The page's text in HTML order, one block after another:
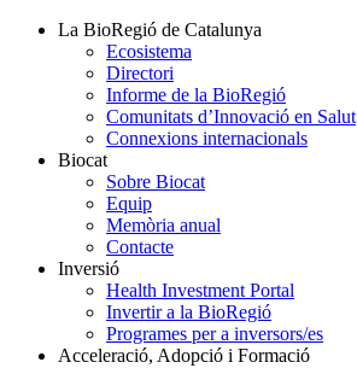
La BioRegió de Catalunya
Ecosistema
Directori
Informe de la BioRegió
Comunitats d’Innovació en Salut
Connexions internacionals
Biocat
Sobre Biocat
Equip
Memòria anual
Contacte
Inversió
Health Investment Portal
Invertir a la BioRegió
Programes per a inversors/es
Acceleració, Adopció i Formació